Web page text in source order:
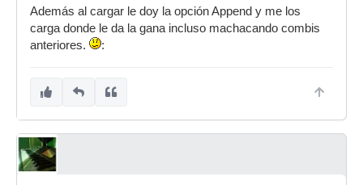
Además al cargar le doy la opción Append y me los
carga donde le da la gana incluso machacando combis
anteriores.
: